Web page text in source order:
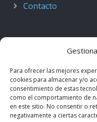
Para ofrecer las mejores
cookies para almacenar y/o
consentimiento de estas
como el comportamiento de
en este sitio. No consentir o
negativamente a ciertas
Contacto